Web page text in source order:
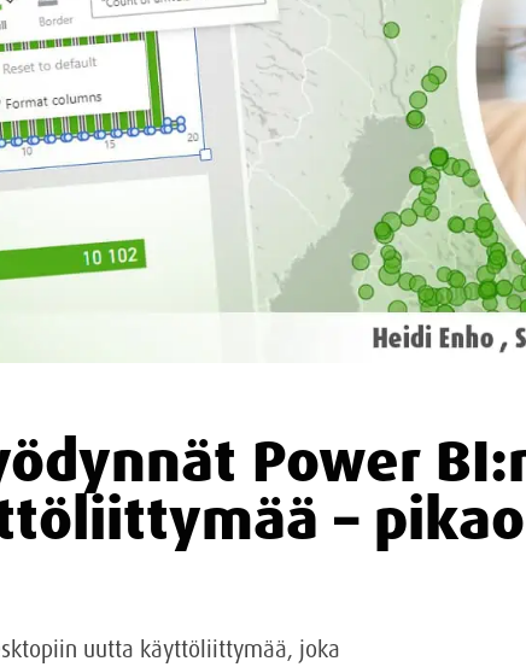
Power
–
uutta käyttöliittymää, joka